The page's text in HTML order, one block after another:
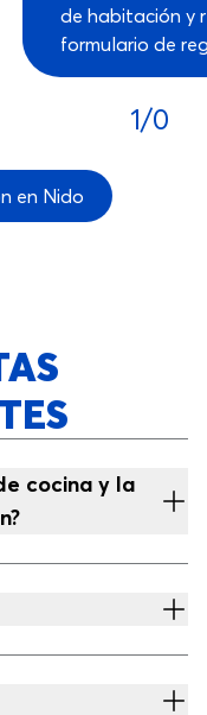
de habitación y
formulario de
1/0
en Nido
cocina y la